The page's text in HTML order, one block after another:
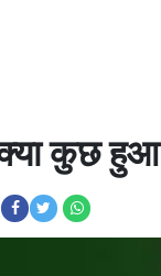
कुछ